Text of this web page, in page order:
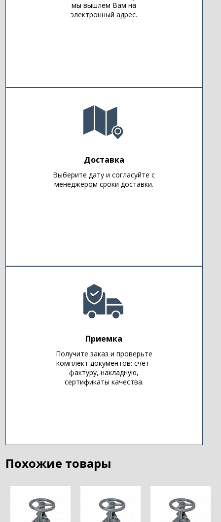
мы вышлем Вам на
электронный адрес.
Доставка
Выберите дату и согласуйте с
менеджером сроки доставки.
Приемка
Получите заказ и проверьте
комплект документов: счет-
фактуру, накладную,
сертификаты качества.
Похожие товары